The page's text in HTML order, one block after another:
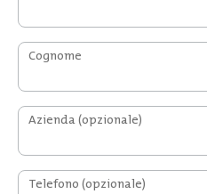
Cognome
Azienda(opzionale)
Telefono (opzionale)